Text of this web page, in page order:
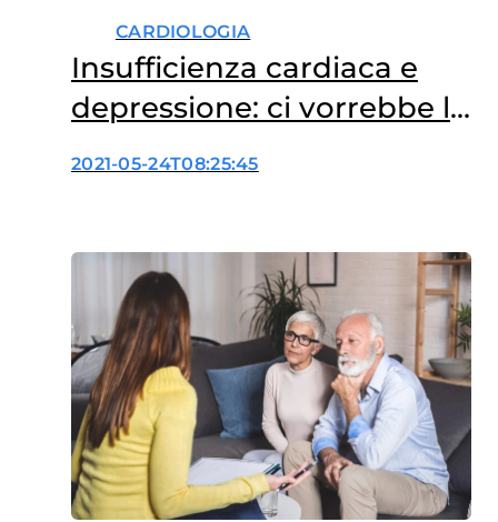
CARDIOLOGIA
Insufficienza cardiaca e
depressione: ci vorrebbe la
psico-cardiologia
2021-05-24T08:25:45